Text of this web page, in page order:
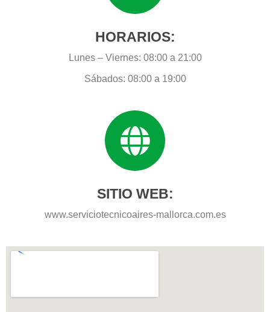
HORARIOS:
Lunes – Viernes: 08:00 a 21:00
Sábados: 08:00 a 19:00
SITIO WEB:
www.serviciotecnicoaires-mallorca.com.es